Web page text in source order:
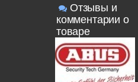
Отзывы и
комментарии о
товаре